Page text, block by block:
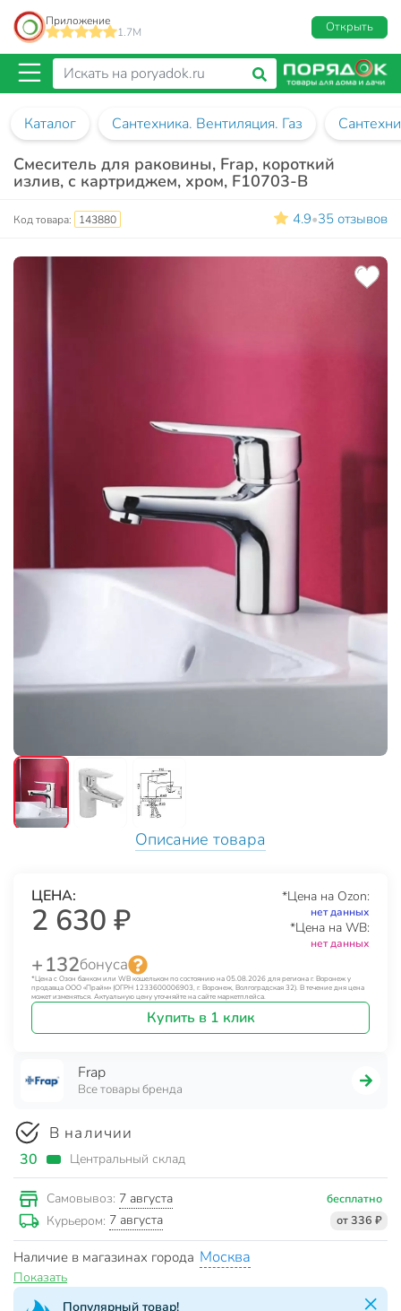
Приложение
1.7M
Открыть
Каталог Сантехника. Вентиляция. Газ
Смеситель для раковины, Frap, короткий
излив, с картриджем, хром, F10703-B
Код товара: 143880 4.9•35 отзывов
Описание товара
ЦЕНА:
2 630 ₽
*Цена на Ozon:
нет данных
*Цена на WB:
нет данных
+ 132бонуса
*Цена с Озон банком или WB кошельком по состоянию на 05.08.2026 для региона г. Воронеж у
продавца ООО «Прайм» (ОГРН 1233600006903, г. Воронеж, Волгоградская 32). В течение дня цена
может изменяться. Актуальную цену уточняйте на сайте маркетплейса.
Купить в 1 клик
Frap
Все товары бренда
В наличии
30 Центральный склад
Самовывоз: 7 августа бесплатно
Курьером: 7 августа от 336 ₽
Наличие в магазинах города Москва
Показать
Популярный товар!